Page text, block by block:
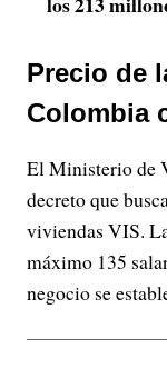
Precio de
Colombia
El Ministerio de
decreto que
viviendas VIS.
máximo 135
negocio se